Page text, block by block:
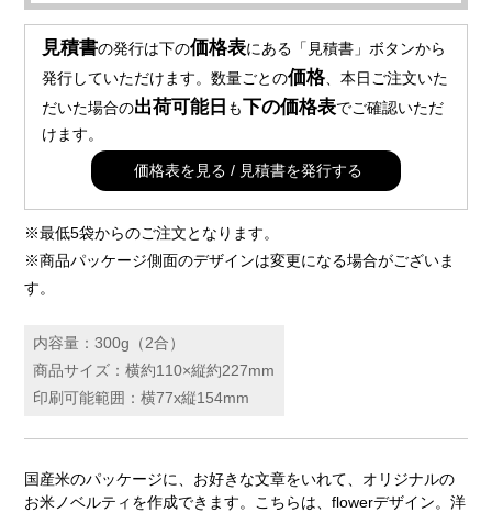
見積書の発行は下の価格表にある「見積書」ボタンから
発行していただけます。数量ごとの価格、本日ご注文いた
だいた場合の出荷可能日 も下の価格表でご確認いただ
けます。
価格表を見る / 見積書を発行する
※最低5袋からのご注文となります。
※商品パッケージ側面のデザインは変更になる場合がございま
す。
内容量：300g（2合）
商品サイズ：横約110×縦約227mm
印刷可能範囲：横77x縦154mm
国産米のパッケージに、お好きな文章をいれて、オリジナルの
お米ノベルティを作成できます。こちらは、flowerデザイン。洋